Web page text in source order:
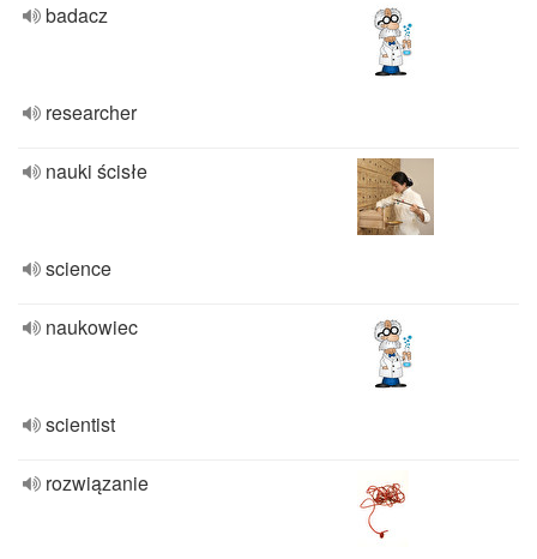
badacz
researcher
nauki ścisłe
science
naukowiec
scientist
rozwiązanie